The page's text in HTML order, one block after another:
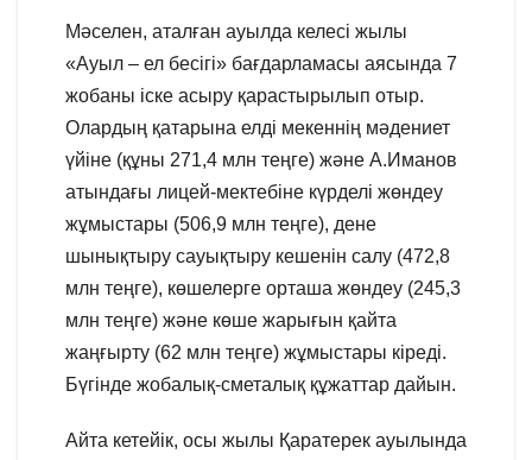
Мәселен, аталған ауылда келесі жылы
«Ауыл – ел бесігі» бағдарламасы аясында 7
жобаны іске асыру қарастырылып отыр.
Олардың қатарына елді мекеннің мәдениет
үйіне (құны 271,4 млн теңге) және А.Иманов
атындағы лицей-мектебіне күрделі жөндеу
жұмыстары (506,9 млн теңге), дене
шынықтыру сауықтыру кешенін салу (472,8
млн теңге), көшелерге орташа жөндеу (245,3
млн теңге) және көше жарығын қайта
жаңғырту (62 млн теңге) жұмыстары кіреді.
Бүгінде жобалық-сметалық құжаттар дайын.
Айта кетейік, осы жылы Қаратерек ауылында